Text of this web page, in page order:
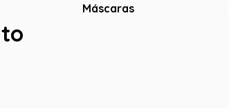
Máscaras